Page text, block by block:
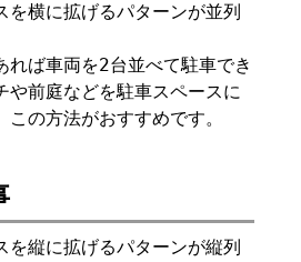
を横に拡げるパターンが並列
れば車両を2台並べて駐車でき
や前庭などを駐車スペースに
の方法がおすすめです。
を縦に拡げるパターンが縦列